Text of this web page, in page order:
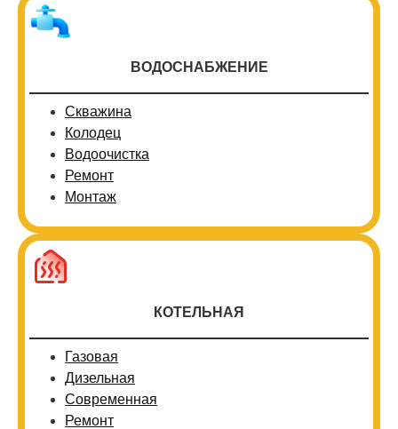
ВОДОСНАБЖЕНИЕ
Скважина
Колодец
Водоочистка
Ремонт
Монтаж
КОТЕЛЬНАЯ
Газовая
Дизельная
Современная
Ремонт